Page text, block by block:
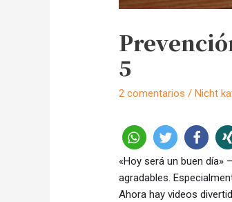
5
2 comentarios /Nicht
«Hoy será un buen día»
agradables.
Ahora hay videos